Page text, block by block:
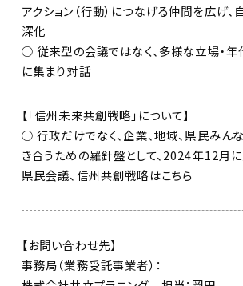
アクション（行動）につなげる仲間を広げ、
深化
○ 従来型の会議ではなく、多様な立場・年
に集まり対話
【「信州未来共創戦略」について】
○ 行政だけでなく、企業、地域、県民みん
き合うための羅針盤として、2024年12月
県民会議、信州共創戦略はこちら
【お問い合わせ先】
事務局（業務受託事業者）：